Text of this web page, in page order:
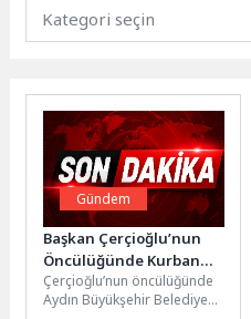
Gündem
Başkan Çerçioğlu’nun
Öncülüğünde Kurban
Bayramı Öncesinde
Çalışmalar 24 Saat
Çerçioğlu’nun öncülüğünde
Aydın Büyükşehir Belediyesi